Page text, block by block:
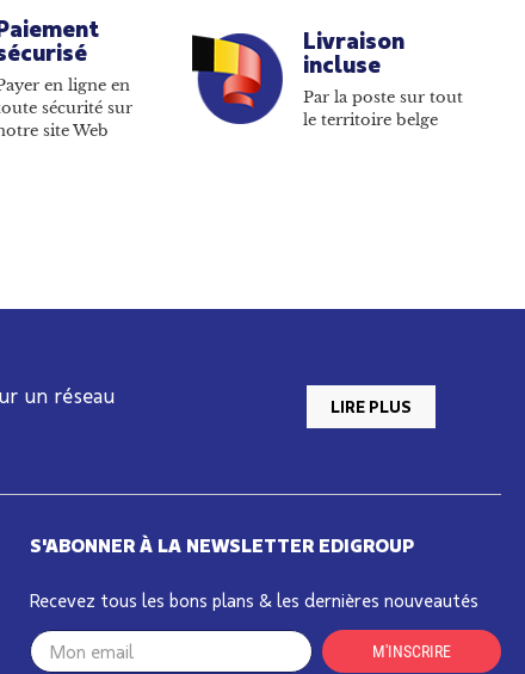
en ligne en
sécurité sur
site Web
Livraison
incluse
Par la poste sur tout
le territoire belge
un réseau
LIRE PLUS
S'ABONNER À LA NEWSLETTER EDIGROUP
Recevez tous les bons plans & les dernières nouveautés
Your
M'INSCRIRE